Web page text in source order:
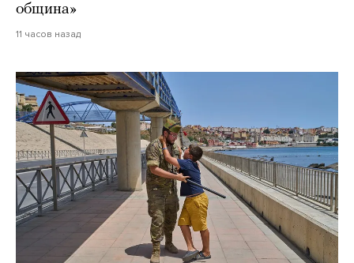
община»
11 часов назад